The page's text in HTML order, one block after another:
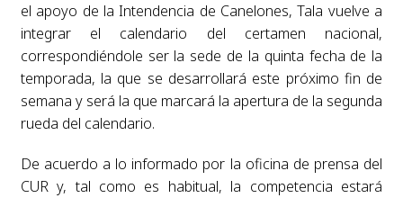
el apoyo de la Intendencia de Canelones, Tala vuelve a
integrar el calendario del certamen nacional,
correspondiéndole ser la sede de la quinta fecha de la
temporada, la que se desarrollará este próximo fin de
semana y será la que marcará la apertura de la segunda
rueda del calendario.
De acuerdo a lo informado por la oficina de prensa del
CUR y, tal como es habitual, la competencia estará